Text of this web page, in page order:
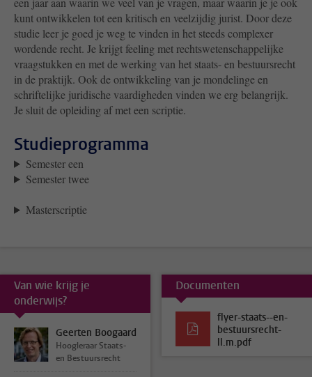
kunt ontwikkelen tot een kritisch en veelzijdig jurist. Door deze
studie leer je goed je weg te vinden in het steeds complexer
wordende recht. Je krijgt feeling met rechtswetenschappelijke
vraagstukken en met de werking van het staats- en bestuursrecht
in de praktijk. Ook de ontwikkeling van je mondelinge en
schriftelijke juridische vaardigheden vinden we erg belangrijk.
Je sluit de opleiding af met een scriptie.
Studieprogramma
Semester een
Semester twee
Masterscriptie
Van wie krijg je
onderwijs?
Geerten Boogaard
Hoogleraar Staats-
en Bestuursrecht
Documenten
flyer-staats--en-
bestuursrecht-
ll.m.pdf